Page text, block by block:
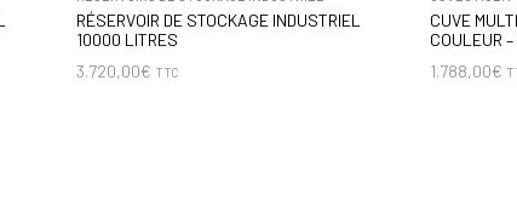
RÉSERVOIR DE STOCKAGE INDUSTRIEL
10000 LITRES
3.720,00€ TTC
CUVE
COULEUR
1.788,00€